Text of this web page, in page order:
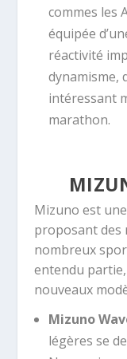
commes les
équipée
réactivité
dynamisme,
intéressant
marathon.
Mizuno est
proposant des
nombreux
entendu
nouveaux
Mizuno
légères se